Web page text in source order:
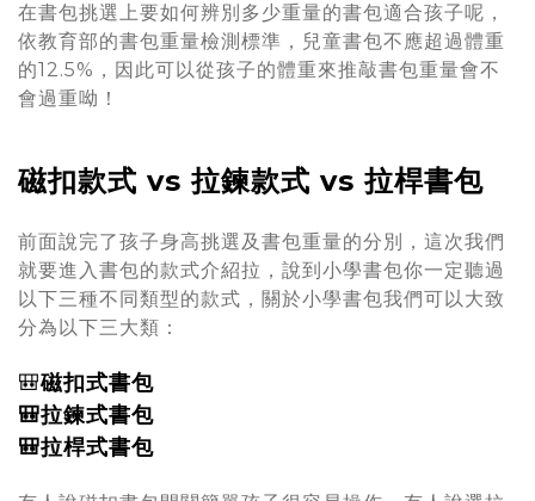
在書包挑選上要如何辨別多少重量的書包適合孩子呢，
依教育部的書包重量檢測標準，兒童書包不應超過體重
的12.5%，因此可以從孩子的體重來推敲書包重量會不
會過重呦！
磁扣款式 vs 拉鍊款式 vs 拉桿書包
前面說完了孩子身高挑選及書包重量的分別，這次我們
就要進入書包的款式介紹拉，說到小學書包你一定聽過
以下三種不同類型的款式，關於小學書包我們可以大致
分為以下三大類：
🎒磁扣式書包
🎒拉鍊式書包
🎒拉桿式書包